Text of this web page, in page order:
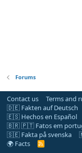
Forums
Contact us Terms and
🇩🇪 Fakten auf Deutsch
🇪🇸 Hechos en Español
🇧🇷 🇵🇹 Fatos em
🇸🇪 Fakta på svenska
🌍 Facts
R